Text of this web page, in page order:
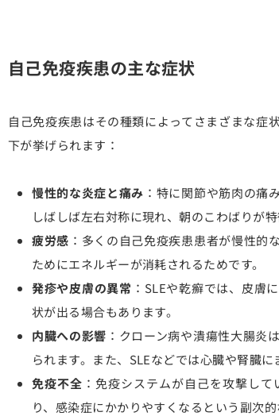
自己免疫疾患の主な症状
自己免疫疾患はその種類によってさまざまな症
下が挙げられます：
慢性的な炎症と痛み ：特に関節や筋肉の痛
しばしば左右対称に現れ、朝のこわばりが特
疲労感 ：多くの自己免疫疾患患者が慢性的
ためにエネルギーが消耗されるためです。
発疹や皮膚の異常 ：SLEや乾癬では、皮膚
状が出る場合もあります。
内臓への影響 ：クローン病や潰瘍性大腸炎
られます。また、SLEなどでは心臓や腎臓に
免疫不全 ：免疫システムが自己を攻撃し
り、感染症にかかりやすくなるという副次的